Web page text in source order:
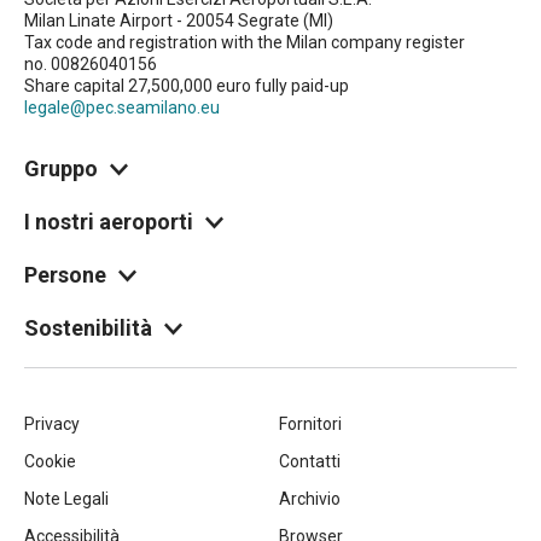
Milan Linate Airport - 20054 Segrate (MI)
Tax code and registration with the Milan company register
no. 00826040156
Share capital 27,500,000 euro fully paid-up
legale@pec.seamilano.eu
Gruppo
I nostri aeroporti
Persone
Sostenibilità
Piè
di
Privacy
Cookie
Note Legali
Accessibilità
Fornitori
Contatti
Archivio
Browser